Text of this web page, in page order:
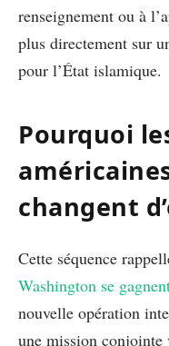
renseignement ou à
plus directement sur
pour l’État islamique.
Pourquoi
changent
Cette séquence
Washington se
nouvelle opération
une mission